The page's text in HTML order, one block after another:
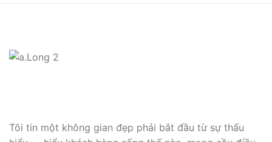
Tôi tin một không gian đẹp phải bắt đầu từ sự thấu